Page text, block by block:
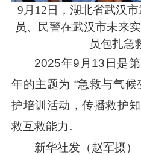
9月12日，湖北省武汉
员、民警在武汉市未来
员包扎急
2025年9月13日是
年的主题为 “急救与气
护培训活动，传播救护
救互救能力。
新华社发（赵军摄）